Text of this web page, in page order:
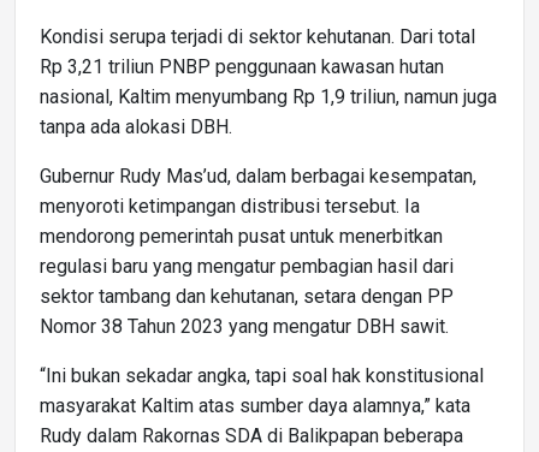
Kondisi serupa terjadi di sektor kehutanan. Dari total
Rp 3,21 triliun PNBP penggunaan kawasan hutan
nasional, Kaltim menyumbang Rp 1,9 triliun, namun juga
tanpa ada alokasi DBH.
Gubernur Rudy Mas’ud, dalam berbagai kesempatan,
menyoroti ketimpangan distribusi tersebut. Ia
mendorong pemerintah pusat untuk menerbitkan
regulasi baru yang mengatur pembagian hasil dari
sektor tambang dan kehutanan, setara dengan PP
Nomor 38 Tahun 2023 yang mengatur DBH sawit.
“Ini bukan sekadar angka, tapi soal hak konstitusional
masyarakat Kaltim atas sumber daya alamnya,” kata
Rudy dalam Rakornas SDA di Balikpapan beberapa